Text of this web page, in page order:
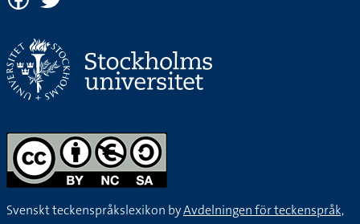
Svenskt teckenspråkslexikon byAvdelningen för teckenspråk,